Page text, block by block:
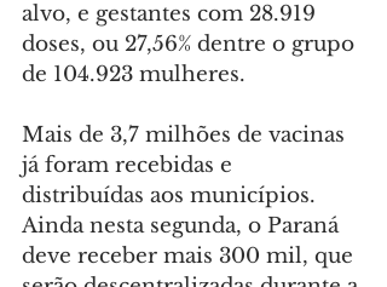
alvo, e gestantes com 28.919
doses, ou 27,56% dentre o grupo
de 104.923 mulheres.
Mais de 3,7 milhões de vacinas
já foram recebidas e
distribuídas aos municípios.
Ainda nesta segunda, o Paraná
deve receber mais 300 mil, que